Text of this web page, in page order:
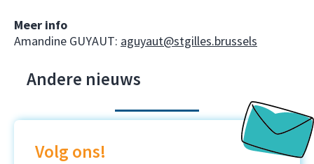
Meer info
Amandine GUYAUT: aguyaut@stgilles.brussels
Andere nieuws
Volg ons!